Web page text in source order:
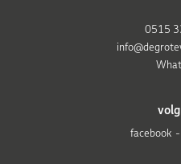
facebook
0515